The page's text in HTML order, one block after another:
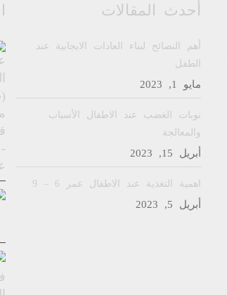
أحدث المقالات
أهم النصائح لبناء العادات الايجابية عند
الطفل
مايو 1, 2023
نوبات الغضب عند الاطفال الأسباب
والمعالجة
أبريل 15, 2023
اهمية التغذية عند الاطفال عمر 6 – 9
أبريل 5, 2023